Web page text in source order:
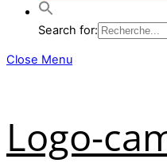
Search for:
Close Menu
Logo-